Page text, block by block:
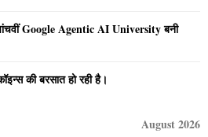
Google Agentic AI University बनी
की बरसात हो रही है।
August 2026